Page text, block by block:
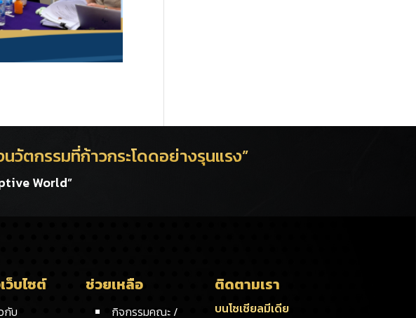
วัตกรรมที่ก้าวกระโดดอย่างรุนแรง”
World”
ว็บไซต์
กับ
ช่วยเหลือ
กิจกรรมคณะ /
ติดตามเรา
บนโซเชียลมีเดีย